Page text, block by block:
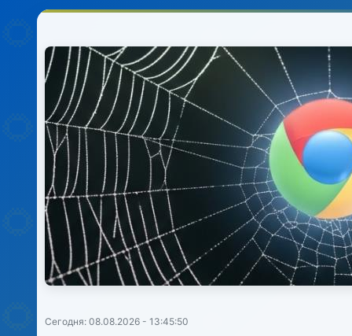
Сегодня: 08.08.2026 - 13:45:50